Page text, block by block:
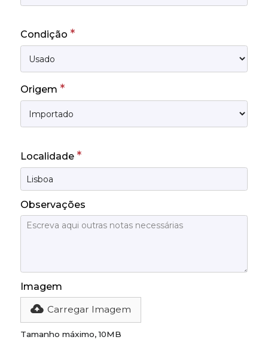
Condição *
Origem *
Localidade *
Observações
Imagem
Carregar Imagem
Tamanho máximo, 10MB